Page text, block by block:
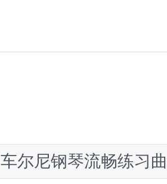
车尔尼钢琴流畅练习曲